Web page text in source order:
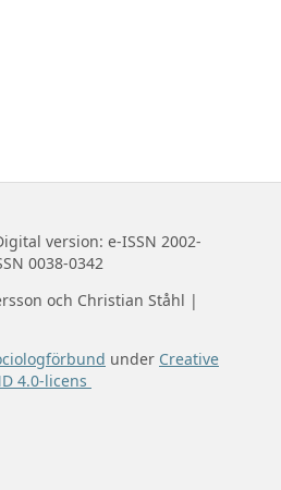
version: e-ISSN 2002-
0038-0342
och Christian Ståhl |
under Creative
4.0-licens